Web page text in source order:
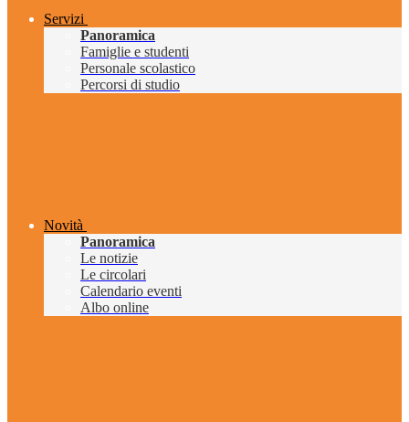
Servizi
Panoramica
Famiglie e studenti
Personale scolastico
Percorsi di studio
Novità
Panoramica
Le notizie
Le circolari
Calendario eventi
Albo online